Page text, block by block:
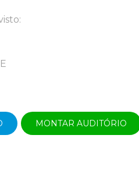
MONTAR AUDITÓRIO